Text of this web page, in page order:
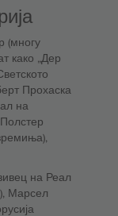
(многу
како „Дер
Прохаска
на
на Реал
Марсел